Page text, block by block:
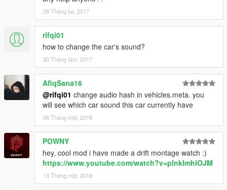
29 Tháng ba, 2017
rifqi01
how to change the car's sound?
30 Tháng tám, 2017
AfiqSana16
@rifqi01 change audio hash in vehicles.meta. you
will see which car sound this car currently have
06 Tháng một, 2018
POWNY
hey, cool mod i have made a drift montage watch :)
https://www.youtube.com/watch?v=plnklmhiOJM
13 Tháng một, 2018